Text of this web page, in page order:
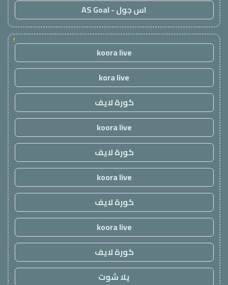
اس جول - AS Goal
!
koora live
kora live
كورة لايف
koora live
كورة لايف
koora live
كورة لايف
koora live
كورة لايف
يلا شوت